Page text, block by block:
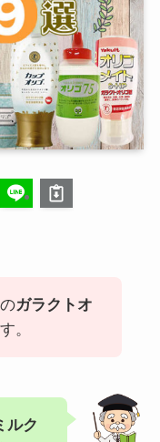
ガラクトオ
。
ルク